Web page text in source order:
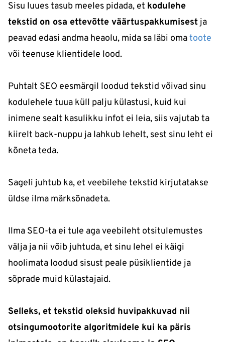
Sisu luues tasub meeles pidada, et kodulehe
tekstid on osa ettevõtte väärtuspakkumisest ja
peavad edasi andma heaolu, mida sa läbi omatoote
või teenuse klientidele lood.
Puhtalt SEO eesmärgil loodud tekstid võivad sinu
kodulehele tuua küll palju külastusi, kuid kui
inimene sealt kasulikku infot ei leia, siis vajutab ta
kiirelt back-nuppu ja lahkub lehelt, sest sinu leht ei
kõneta teda.
Sageli juhtub ka, et veebilehe tekstid kirjutatakse
üldse ilma märksõnadeta.
Ilma SEO-ta ei tule aga veebileht otsitulemustes
välja ja nii võib juhtuda, et sinu lehel ei käigi
hoolimata loodud sisust peale püsiklientide ja
sõprade muid külastajaid.
Selleks, et tekstid oleksid huvipakkuvad nii
otsingumootorite algoritmidele kui ka päris